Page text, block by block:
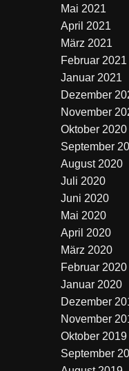
Mai 2021
April 2021
März 2021
Februar 2021
Januar 2021
Dezember
November
Oktober 2020
September
August 2020
Juli 2020
Juni 2020
Mai 2020
April 2020
März 2020
Februar 2020
Januar 2020
Dezember
November
Oktober 2019
September